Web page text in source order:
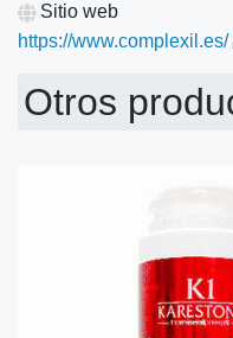
Sitio web
https://www.complexil.es/
Otros